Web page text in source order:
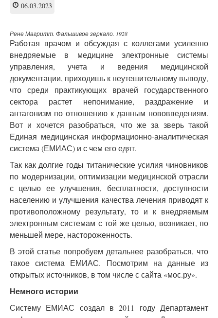
06.03.2023
Рене Магритт. Фальшивое зеркало. 1928
Работая врачом и обсуждая с коллегами усиленно
внедряемые в медицине электронные системы
управления, учета и ведения медицинской
документации, приходишь к неутешительному выводу,
что среди практикующих врачей государственного
сектора растет непонимание, раздражение и
антагонизм по отношению к данным нововведениям.
Вот и хочется разобраться, что же за зверь такой
Единая медицинская информационно-аналитическая
система (ЕМИАС) и с чем его едят.
Так как долгие годы титанические усилия чиновников
по модернизации, оптимизации медицинской отрасли
с целью ее улучшения, бесплатности, доступности
населению и улучшения качества лечения приводят к
противоположному результату, то и к внедряемым
электронным системам с той же целью, возникает, по
меньшей мере, настороженность.
В этой статье попробуем детальнее разобраться, что
такое система ЕМИАС. Посмотрим на данные из
открытых источников, в том числе с сайта «мос.ру».
Немного истории
Систему ЕМИАС создал в 2011 году Департамент